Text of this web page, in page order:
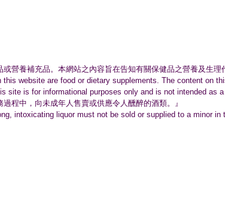
營養補充品。 本網站之內容旨在告知有關保健品之營養及生理
this website are food or dietary supplements. The content on
site is for informational purposes only and is not intended as
程中， 向未成年人售賣或供應令人醺醉的酒類。』
intoxicating liquor must not be sold or supplied to a minor in